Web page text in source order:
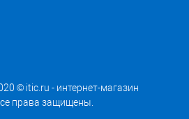
© itic.ru - интернет-магазин
права защищены.